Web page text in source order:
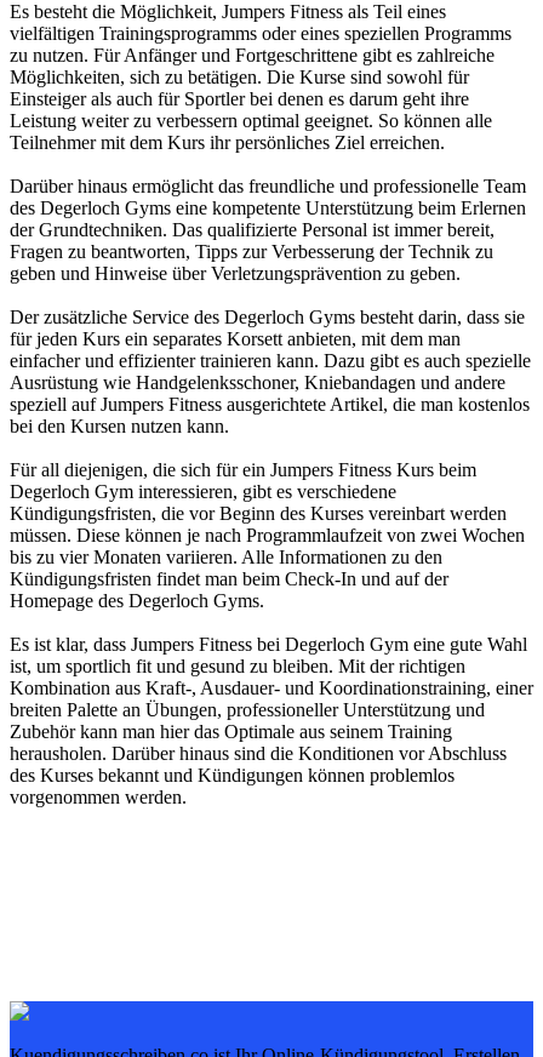
Es besteht die Möglichkeit, Jumpers Fitness als Teil eines
vielfältigen Trainingsprogramms oder eines speziellen Programms
zu nutzen. Für Anfänger und Fortgeschrittene gibt es zahlreiche
Möglichkeiten, sich zu betätigen. Die Kurse sind sowohl für
Einsteiger als auch für Sportler bei denen es darum geht ihre
Leistung weiter zu verbessern optimal geeignet. So können alle
Teilnehmer mit dem Kurs ihr persönliches Ziel erreichen.
Darüber hinaus ermöglicht das freundliche und professionelle Team
des Degerloch Gyms eine kompetente Unterstützung beim Erlernen
der Grundtechniken. Das qualifizierte Personal ist immer bereit,
Fragen zu beantworten, Tipps zur Verbesserung der Technik zu
geben und Hinweise über Verletzungsprävention zu geben.
Der zusätzliche Service des Degerloch Gyms besteht darin, dass sie
für jeden Kurs ein separates Korsett anbieten, mit dem man
einfacher und effizienter trainieren kann. Dazu gibt es auch spezielle
Ausrüstung wie Handgelenksschoner, Kniebandagen und andere
speziell auf Jumpers Fitness ausgerichtete Artikel, die man kostenlos
bei den Kursen nutzen kann.
Für all diejenigen, die sich für ein Jumpers Fitness Kurs beim
Degerloch Gym interessieren, gibt es verschiedene
Kündigungsfristen, die vor Beginn des Kurses vereinbart werden
müssen. Diese können je nach Programmlaufzeit von zwei Wochen
bis zu vier Monaten variieren. Alle Informationen zu den
Kündigungsfristen findet man beim Check-In und auf der
Homepage des Degerloch Gyms.
Es ist klar, dass Jumpers Fitness bei Degerloch Gym eine gute Wahl
ist, um sportlich fit und gesund zu bleiben. Mit der richtigen
Kombination aus Kraft-, Ausdauer- und Koordinationstraining, einer
breiten Palette an Übungen, professioneller Unterstützung und
Zubehör kann man hier das Optimale aus seinem Training
herausholen. Darüber hinaus sind die Konditionen vor Abschluss
des Kurses bekannt und Kündigungen können problemlos
vorgenommen werden.